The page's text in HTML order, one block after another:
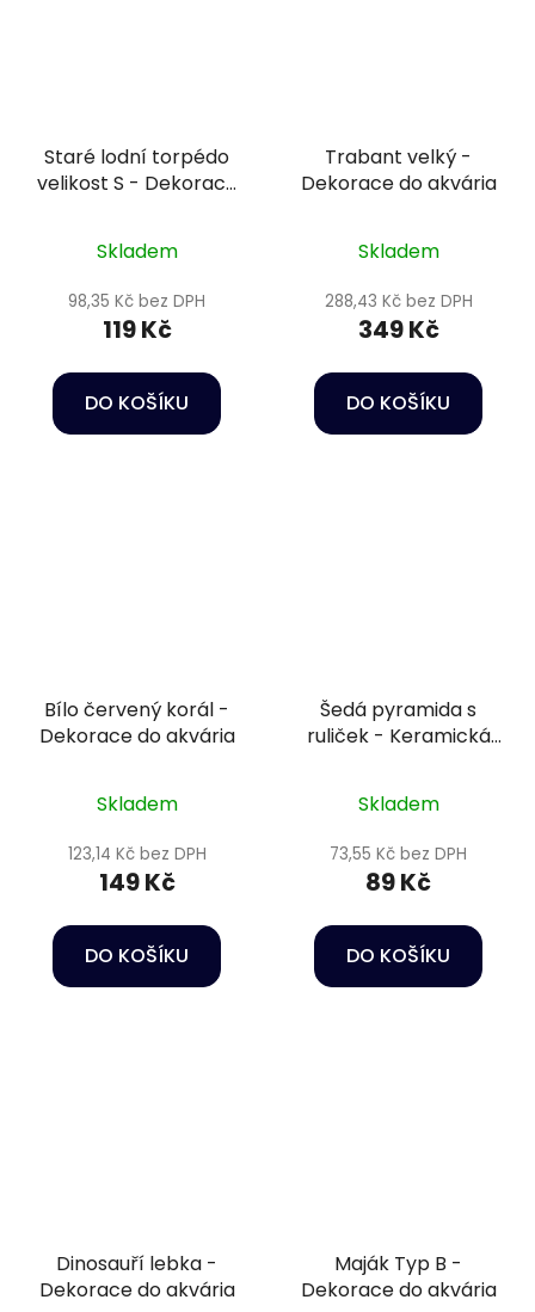
Staré lodní torpédo
velikost S - Dekorace
Skladem
98,35 Kč bez DPH
119 Kč
DO KOŠÍKU
Trabant velký -
Dekorace do akvária
Skladem
288,43 Kč bez DPH
349 Kč
DO KOŠÍKU
Bílo červený korál -
Dekorace do akvária
Skladem
123,14 Kč bez DPH
149 Kč
DO KOŠÍKU
Šedá pyramida s
ruliček - Keramická
Skladem
73,55 Kč bez DPH
89 Kč
DO KOŠÍKU
Dinosauří lebka -
Dekorace do akvária
Maják Typ B -
Dekorace do akvária